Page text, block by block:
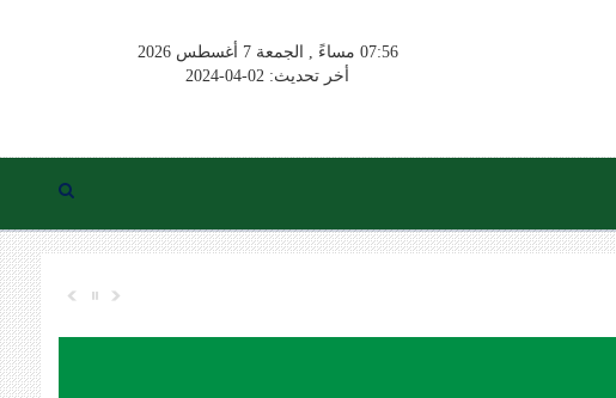
07:56 مساءً , الجمعة 7 أغسطس 2026
أخر تحديث: 02-04-2024